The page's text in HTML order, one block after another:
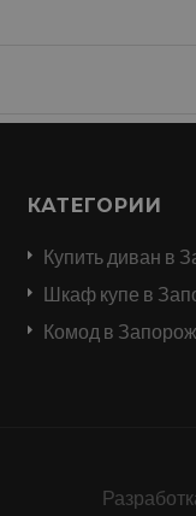
КАТЕГОРИИ
Купить диван в
Шкаф купе в
Комод в